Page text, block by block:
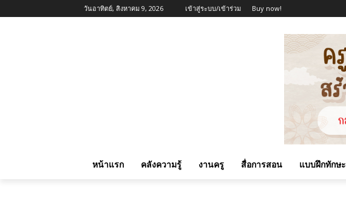
วันอาทิตย์, สิงหาคม 9, 2026 เข้าสู่ระบบ/เข้าร่วม Buy now!
หน้าแรก คลังความรู้ งานครู สื่อการสอน แบบฝึกทักษะ